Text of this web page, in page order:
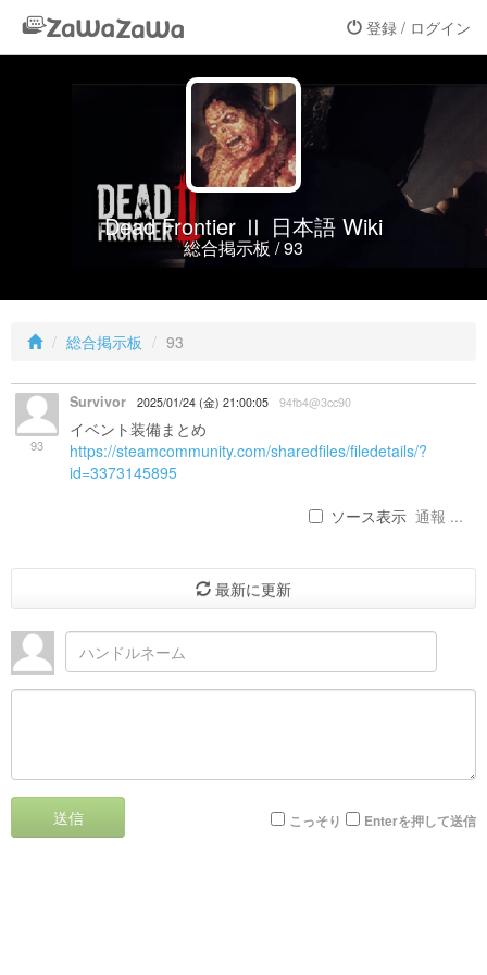
登録 / ログイン
Dead Frontier Ⅱ 日本語 Wiki
総合掲示板 / 93
総合掲示板 93
93
Survivor 2025/01/24 (金) 21:00:05 94fb4@3cc90
イベント装備まとめ
https://steamcommunity.com/sharedfiles/filedetails/?
id=3373145895
ソース表示 通報 ...
最新に更新
送信 こっそり Enterを押して送信